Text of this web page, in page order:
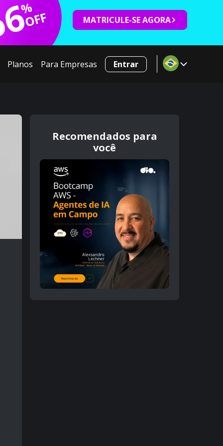
%
OFF MATRICULE-SE AGORA
Planos Para Empresas Entrar
Recomendados para
você